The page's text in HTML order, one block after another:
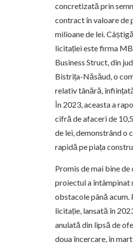
concretizată prin
contract în valoare de
milioane de lei.
licitației este firma
Business Struct, din
Bistrița-Năsăud, o
relativ tânără,
În 2023, aceasta a
cifră de afaceri de
de lei, demonstrând o
rapidă pe piața
Promis de mai bine de
proiectul a întâmpinat
obstacole până acum.
licitație, lansată în
anulată din lipsă de
doua încercare, în